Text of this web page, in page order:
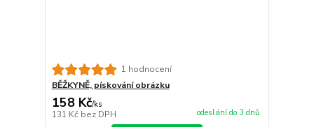
1 hodnocení
BĚŽKYNĚ, pískování obrázku
158 Kč/ks
131 Kč bez DPH odeslání do 3 dnů